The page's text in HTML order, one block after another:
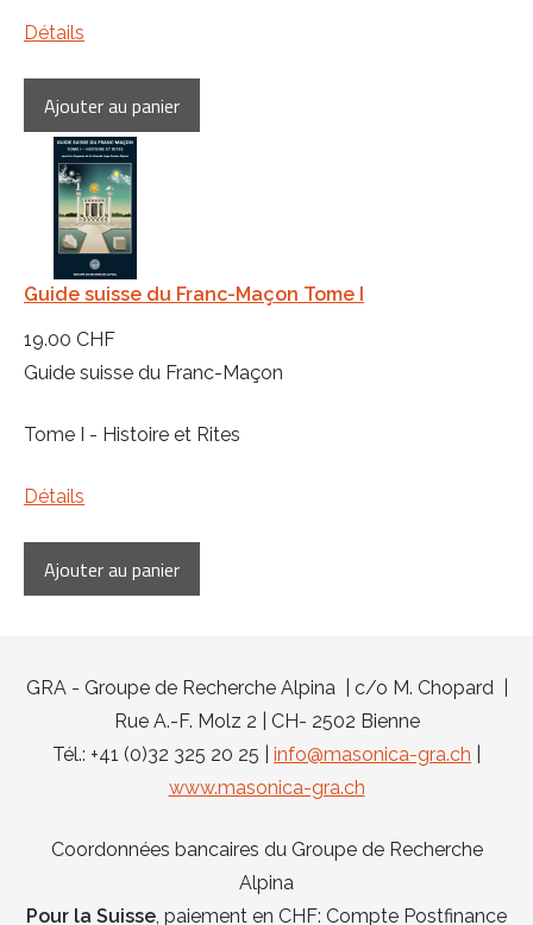
Détails
Guide suisse du Franc-Maçon Tome I
19.00 CHF
Guide suisse du Franc-Maçon
Tome I - Histoire et Rites
Détails
GRA - Groupe de Recherche Alpina | c/o M. Chopard |
Rue A.-F. Molz 2 | CH- 2502 Bienne
Tél.: +41 (0)32 325 20 25 | info@masonica-gra.ch
www.masonica-gra.ch
Coordonnées bancaires du Groupe de Recherche
Alpina
Pour la Suisse, paiement en CHF: Compte Postfinance